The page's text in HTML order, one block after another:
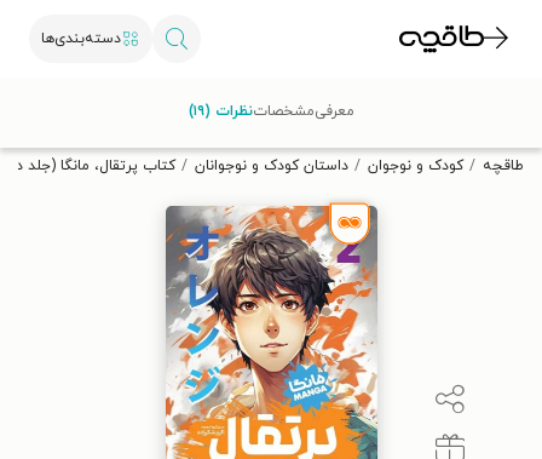
دسته‌بندی‌ها
تخفیف از طاقچه دریافت کن.
طاقچه کودک و نوجوان داستان کودک و نوجوانان کتاب پرتقال، مانگا (جلد
معرفیمشخصاتنظرات (۱۹)